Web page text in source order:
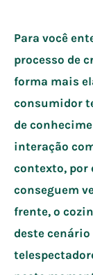
Para você
processo de
forma mais
consumidor
de
interação
contexto, por
conseguem
frente, o
deste cenário